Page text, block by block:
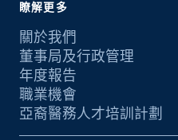
瞭解更多
關於我們
董事局及行政管理
年度報告
職業機會
亞裔醫務人才培訓計劃